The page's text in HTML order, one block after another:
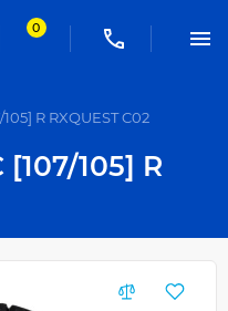
0
105] R RXQUEST C02
105] R